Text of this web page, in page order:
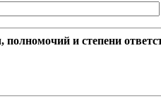
полномочий и степени